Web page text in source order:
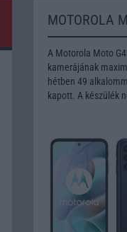
MOTOROLA
A Motorola Moto
kamerájának
hétben 49
kapott. A készülék